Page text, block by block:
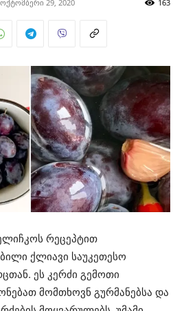
ოქტომბერი 29, 2020 163
რეცეპტით
ქლიავი საუკეთესო
ეს კერძი გემოთი
მომთხოვნ გურმანებსა და